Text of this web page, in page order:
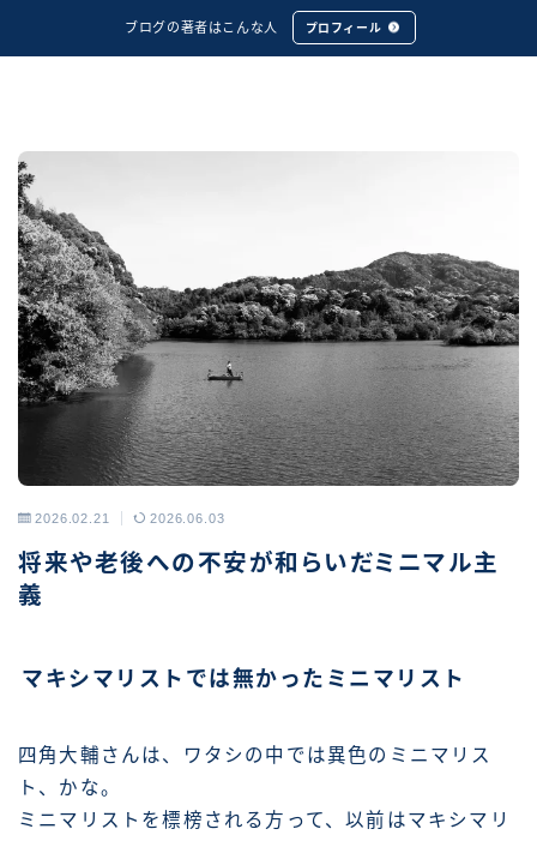
ブログの著者はこんな人 プロフィール
2026.02.21 2026.06.03
将来や老後への不安が和らいだミニマル主
義
マキシマリストでは無かったミニマリスト
四角大輔さんは、ワタシの中では異色のミニマリス
ト、かな。
ミニマリストを標榜される方って、以前はマキシマリ